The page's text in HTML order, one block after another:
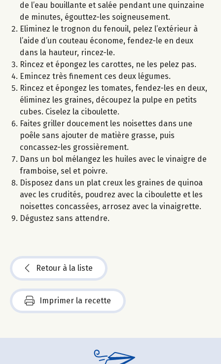
de l’eau bouillante et salée pendant une quinzaine
de minutes, égouttez-les soigneusement.
Eliminez le trognon du fenouil, pelez l’extérieur à
l’aide d’un couteau économe, fendez-le en deux
dans la hauteur, rincez-le.
Rincez et épongez les carottes, ne les pelez pas.
Emincez très finement ces deux légumes.
Rincez et épongez les tomates, fendez-les en deux,
éliminez les graines, découpez la pulpe en petits
cubes. Ciselez la ciboulette.
Faites griller doucement les noisettes dans une
poêle sans ajouter de matière grasse, puis
concassez-les grossièrement.
Dans un bol mélangez les huiles avec le vinaigre de
framboise, sel et poivre.
Disposez dans un plat creux les graines de quinoa
avec les crudités, poudrez avec la ciboulette et les
noisettes concassées, arrosez avec la vinaigrette.
Dégustez sans attendre.
Retour à la liste
Imprimer la recette